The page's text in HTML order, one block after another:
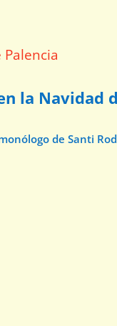
la Navidad
de Santi